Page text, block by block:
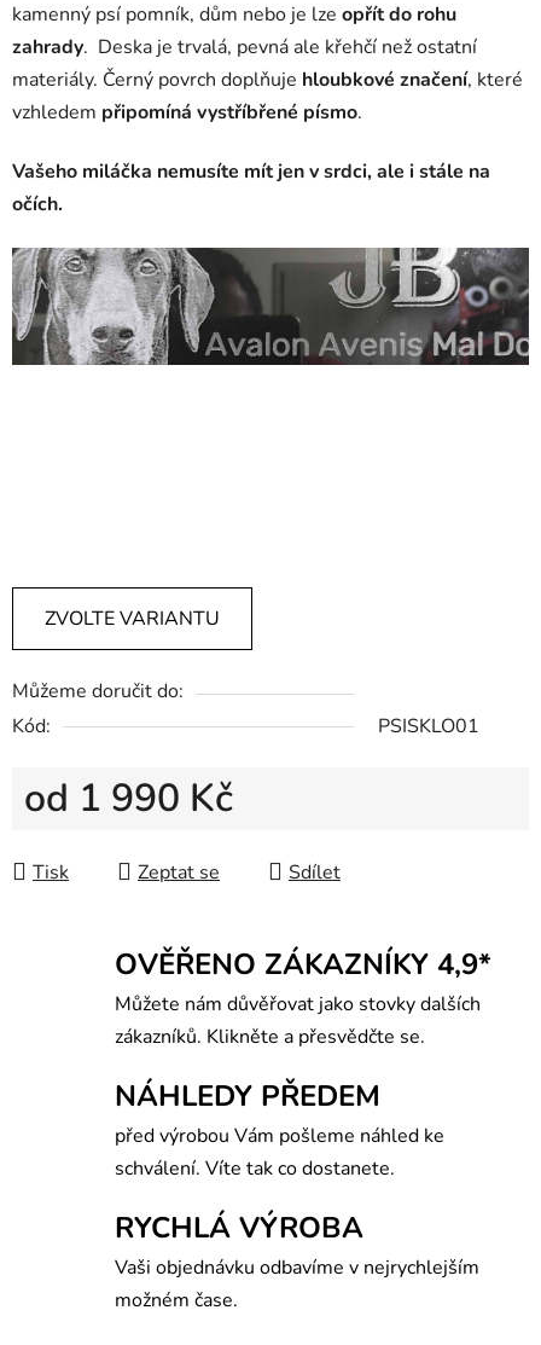
kamenný psí pomník, dům nebo je lze opřít do rohu
zahrady. Deska je trvalá, pevná ale křehčí než ostatní
materiály. Černý povrch doplňuje hloubkové značení, které
vzhledem připomíná vystříbřené písmo.
Vašeho miláčka nemusíte mít jen v srdci, ale i stále na
očích.
ZVOLTE VARIANTU
Můžeme doručit do:
Kód:
PSISKLO01
od 1 990 Kč
Tisk
Zeptat se Sdílet
OVĚŘENO ZÁKAZNÍKY 4,9*
Můžete nám důvěřovat jako stovky dalších
zákazníků. Klikněte a přesvědčte se.
NÁHLEDY PŘEDEM
před výrobou Vám pošleme náhled ke
schválení. Víte tak co dostanete.
RYCHLÁ VÝROBA
Vaši objednávku odbavíme v nejrychlejším
možném čase.